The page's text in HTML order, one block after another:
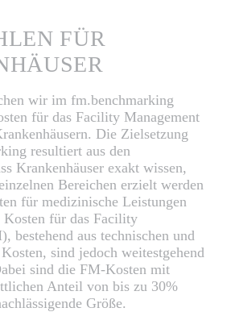
FÜR
wir im fm.benchmarking
für das Facility Management
Die Zielsetzung
resultiert aus den
Krankenhäuser exakt wissen,
Bereichen erzielt werden
für medizinische Leistungen
für das Facility
bestehend aus technischen und
sind jedoch weitestgehend
sind die FM-Kosten mit
Anteil von bis zu 30%
Größe.